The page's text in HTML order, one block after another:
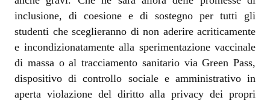
inclusione, di coesione e di sostegno per tutti gli
studenti che sceglieranno di non aderire acriticamente
e incondizionatamente alla sperimentazione vaccinale
di massa o al tracciamento sanitario via Green Pass,
dispositivo di controllo sociale e amministrativo in
aperta violazione del diritto alla privacy dei propri